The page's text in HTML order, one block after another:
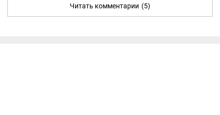
Читать комментарии (5)